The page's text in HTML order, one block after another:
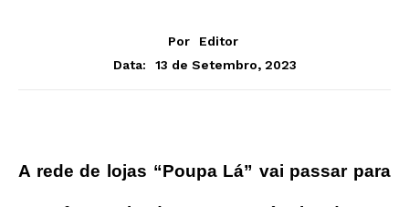
Por
Editor
Data:
13 de Setembro, 2023
A rede de lojas “Poupa Lá” vai passar para